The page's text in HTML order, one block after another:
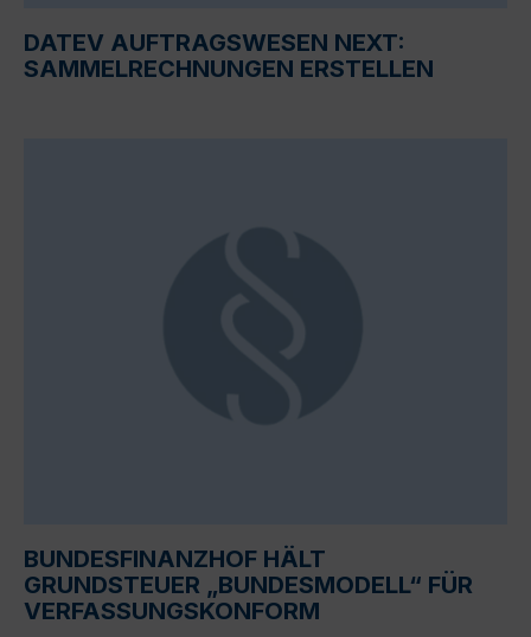
DATEV AUFTRAGSWESEN NEXT:
SAMMELRECHNUNGEN ERSTELLEN
BUNDESFINANZHOF HÄLT
GRUNDSTEUER „BUNDESMODELL“ FÜR
VERFASSUNGSKONFORM